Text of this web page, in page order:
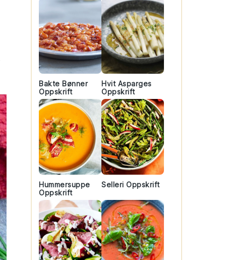
Bakte Bønner
Oppskrift
Hvit Asparges
Oppskrift
Hummersuppe
Oppskrift
Selleri Oppskrift